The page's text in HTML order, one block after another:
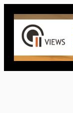
Saltar
contenido